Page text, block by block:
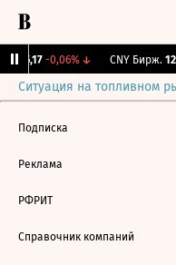
115,17 -0,06%↓ CNY Бирж.
Ситуация на топливном
Подписка
Реклама
РФРИТ
Справочник компаний